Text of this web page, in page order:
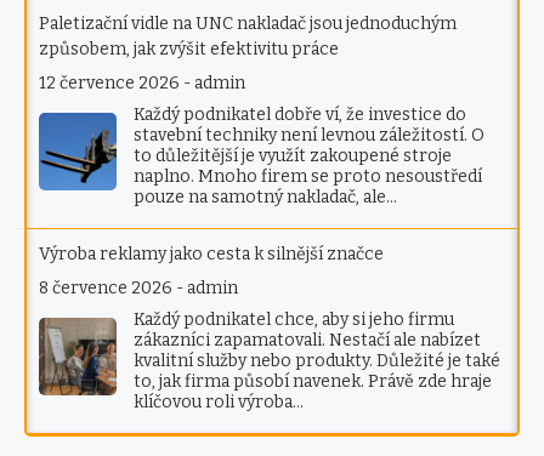
Paletizační vidle na UNC nakladač jsou jednoduchým
způsobem, jak zvýšit efektivitu práce
12 července 2026 - admin
Každý podnikatel dobře ví, že investice do
stavební techniky není levnou záležitostí. O
to důležitější je využít zakoupené stroje
naplno. Mnoho firem se proto nesoustředí
pouze na samotný nakladač, ale…
Výroba reklamy jako cesta k silnější značce
8 července 2026 - admin
Každý podnikatel chce, aby si jeho firmu
zákazníci zapamatovali. Nestačí ale nabízet
kvalitní služby nebo produkty. Důležité je také
to, jak firma působí navenek. Právě zde hraje
klíčovou roli výroba…